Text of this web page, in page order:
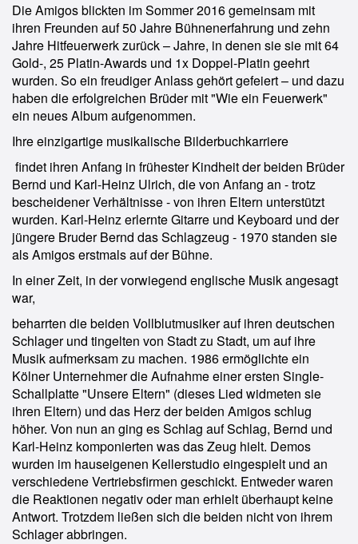
Die Amigos blickten im Sommer 2016 gemeinsam mit
ihren Freunden auf 50 Jahre Bühnenerfahrung und zehn
Jahre Hitfeuerwerk zurück – Jahre, in denen sie sie mit 64
Gold-, 25 Platin-Awards und 1x Doppel-Platin geehrt
wurden. So ein freudiger Anlass gehört gefeiert – und dazu
haben die erfolgreichen Brüder mit "Wie ein Feuerwerk"
ein neues Album aufgenommen.
Ihre einzigartige musikalische Bilderbuchkarriere
findet ihren Anfang in frühester Kindheit der beiden Brüder
Bernd und Karl-Heinz Ulrich, die von Anfang an - trotz
bescheidener Verhältnisse - von ihren Eltern unterstützt
wurden. Karl-Heinz erlernte Gitarre und Keyboard und der
jüngere Bruder Bernd das Schlagzeug - 1970 standen sie
als Amigos erstmals auf der Bühne.
In einer Zeit, in der vorwiegend englische Musik angesagt
war,
beharrten die beiden Vollblutmusiker auf ihren deutschen
Schlager und tingelten von Stadt zu Stadt, um auf ihre
Musik aufmerksam zu machen. 1986 ermöglichte ein
Kölner Unternehmer die Aufnahme einer ersten Single-
Schallplatte "Unsere Eltern" (dieses Lied widmeten sie
ihren Eltern) und das Herz der beiden Amigos schlug
höher. Von nun an ging es Schlag auf Schlag, Bernd und
Karl-Heinz komponierten was das Zeug hielt. Demos
wurden im hauseigenen Kellerstudio eingespielt und an
verschiedene Vertriebsfirmen geschickt. Entweder waren
die Reaktionen negativ oder man erhielt überhaupt keine
Antwort. Trotzdem ließen sich die beiden nicht von ihrem
Schlager abbringen.